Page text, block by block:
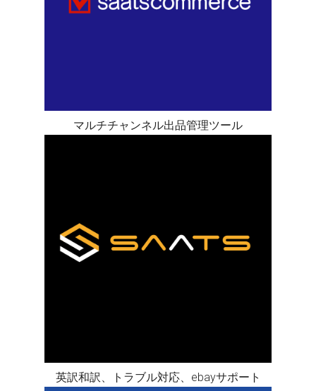
マルチチャンネル出品管理ツール
英訳和訳、トラブル対応、ebayサポート